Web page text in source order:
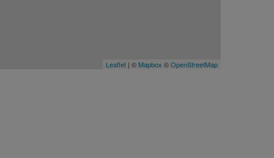
Leaflet | © Mapbox ©OpenStreetMap